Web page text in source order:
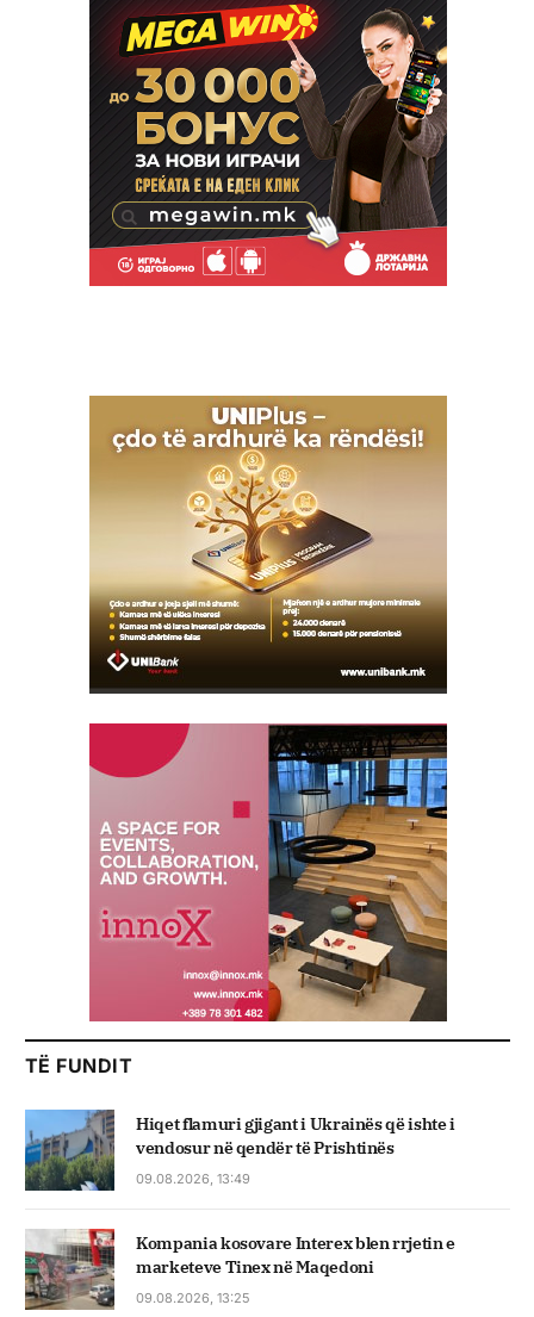
TË FUNDIT
Hiqet flamuri gjigant i Ukrainës që ishte i
vendosur në qendër të Prishtinës
09.08.2026, 13:49
Kompania kosovare Interex blen rrjetin e
marketeve Tinex në Maqedoni
09.08.2026, 13:25